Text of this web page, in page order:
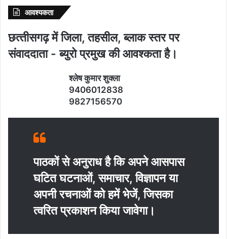
आवश्‍यकता
छत्‍तीसगढ़ में जिला, तहसील, ब्‍लाक स्‍तर पर
संवाददाता - ब्‍युरो प्रमुख की आवश्‍कता है।
श्‍लेष कुमार शुक्‍ला
9406012838
9827156570
पाठकों से अनुराध है कि अपने आसपास
घटित घटनाओं, समाचार, विज्ञापन या
अपनी रचनाओं को हमें भेजें, जिसका
त्‍वरित प्रकाशन किया जावेगा।